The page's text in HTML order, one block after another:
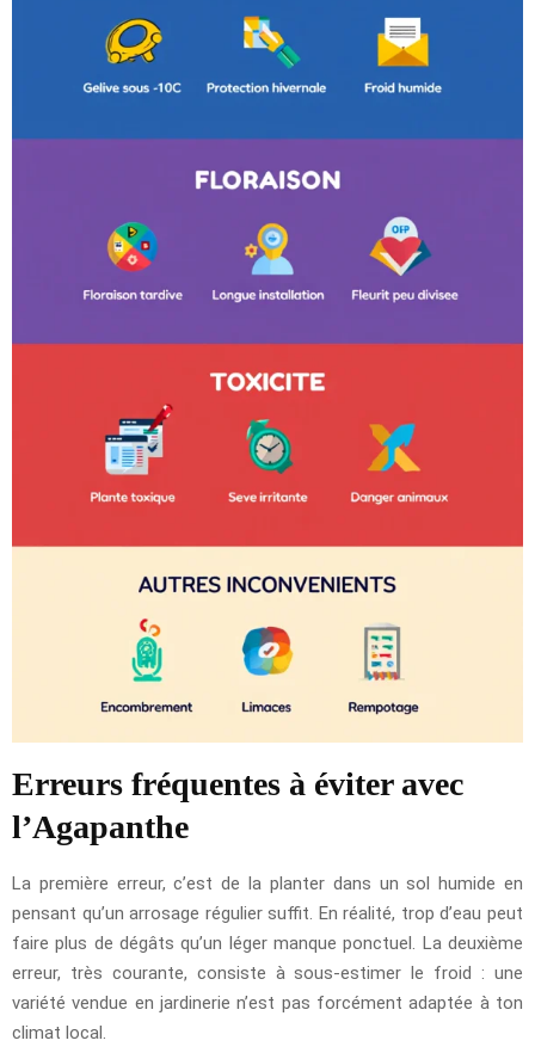
Erreurs fréquentes à éviter avec
l’Agapanthe
La première erreur, c’est de la planter dans un sol humide en
pensant qu’un arrosage régulier suffit. En réalité, trop d’eau peut
faire plus de dégâts qu’un léger manque ponctuel. La deuxième
erreur, très courante, consiste à sous-estimer le froid : une
variété vendue en jardinerie n’est pas forcément adaptée à ton
climat local.